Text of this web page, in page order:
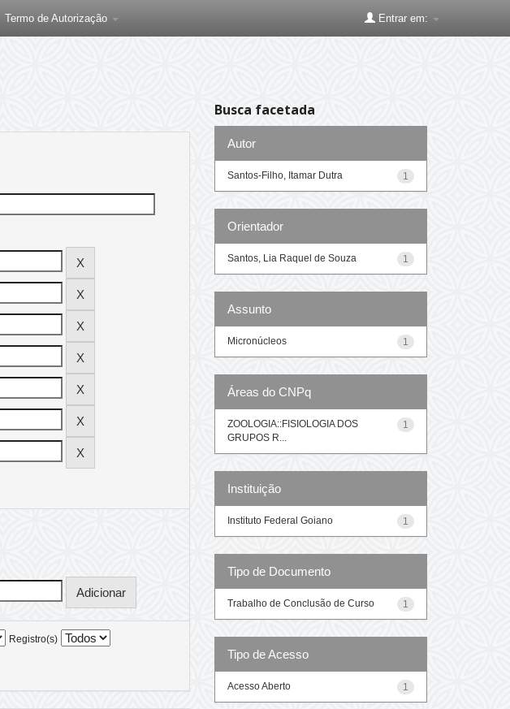
Termo de Autorização Entrar em:
Registro(s)
Busca facetada
Autor
1
Santos-Filho, Itamar Dutra
Orientador
1
Santos, Lia Raquel de Souza
Assunto
1
Micronúcleos
Áreas do CNPq
1
ZOOLOGIA::FISIOLOGIA DOS
GRUPOS R...
Instituição
1
Instituto Federal Goiano
Tipo de Documento
1
Trabalho de Conclusão de Curso
Tipo de Acesso
1
Acesso Aberto